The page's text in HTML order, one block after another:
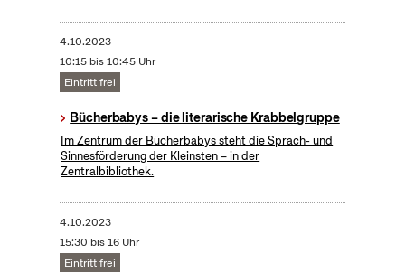
4.10.2023
10:15 bis 10:45 Uhr
Eintritt frei
Bücherbabys – die literarische Krabbelgruppe
Im Zentrum der Bücherbabys steht die Sprach- und
Sinnesförderung der Kleinsten – in der
Zentralbibliothek.
4.10.2023
15:30 bis 16 Uhr
Eintritt frei